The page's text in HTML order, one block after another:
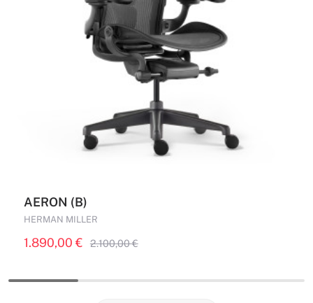
AERON (B)
HERMAN MILLER
1.890,00€ 2.100,00€